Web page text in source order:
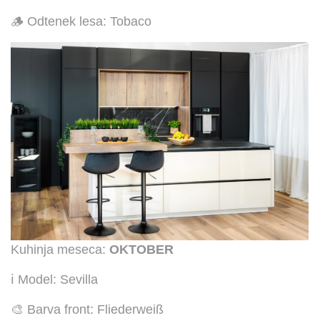
🪵 Odtenek lesa: Tobaco
Kuhinja meseca: OKTOBER
ℹ️ Model: Sevilla
🎨 Barva front: Fliederweiß